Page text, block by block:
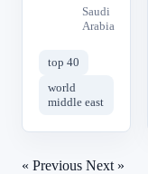
Saudi
Arabia
top 40
world
middle east
« Previous Next »